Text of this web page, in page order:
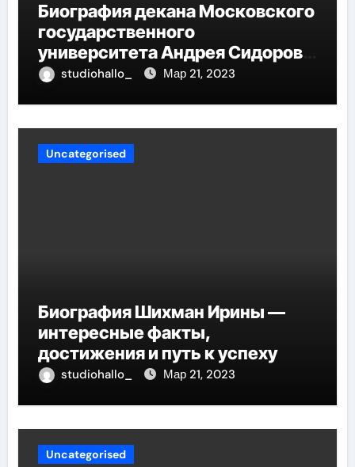
Биография декана Московского
государственного
университета Андрея Сидорова
— от студента до руководителя
studiohallo_ Мар 21, 2023
Uncategorised
Биография Шихман Ирины —
интересные факты,
достижения и путь к успеху
studiohallo_ Мар 21, 2023
Uncategorised